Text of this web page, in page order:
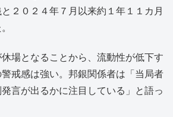
２０２４年７月以来約１年１１カ月
場となることから、流動性が低下す
戒感は強い。邦銀関係者は「当局者
言が出るかに注目している」と語っ